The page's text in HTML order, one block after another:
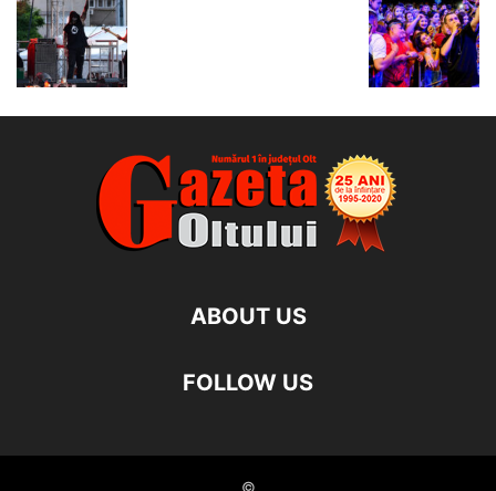
ABOUT US
FOLLOW US
©